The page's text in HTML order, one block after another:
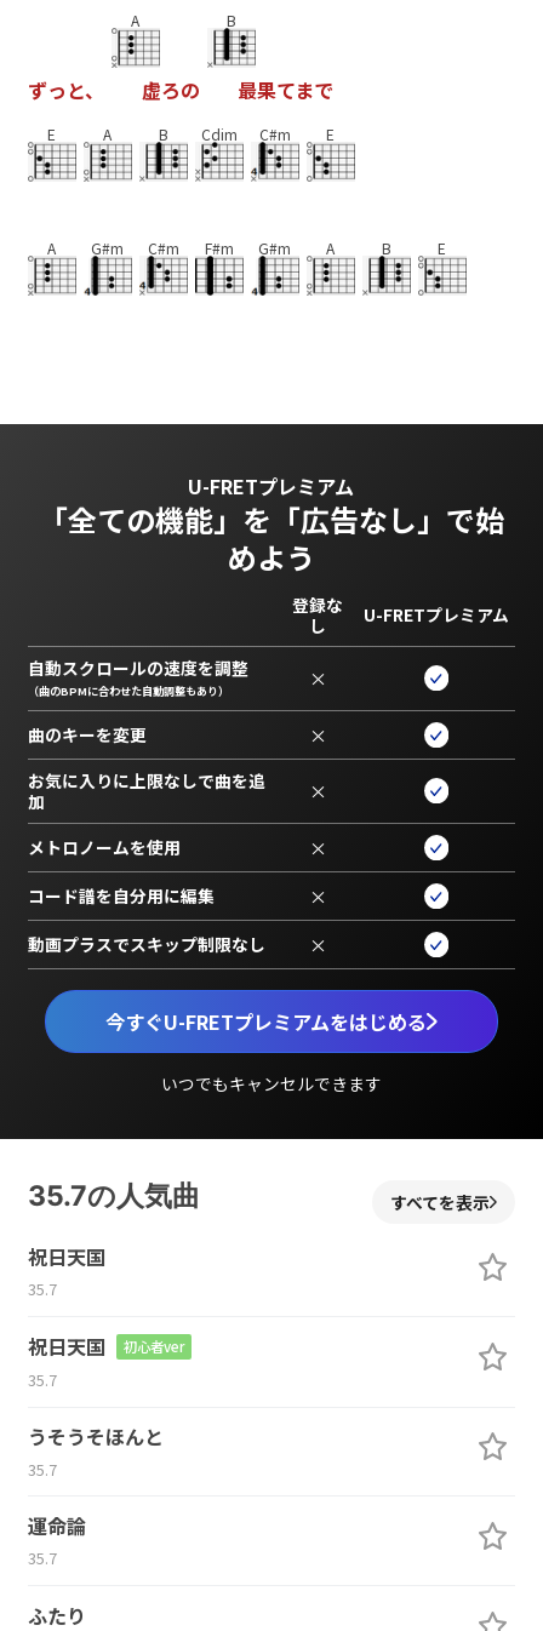
ずっ と、
A
虚ろの
B
最果てまで
E A B Cdim C#m E
A G#m C#m F#m G#m A B E
U-FRETプレミアム
「全ての機能」を 「広告なし」で始
めよう
今すぐU-FRETプレミアムをはじめる
いつでもキャンセルできます
登録な
し
U-FRETプレミアム
自動スクロールの速度を調整
（曲のBPMに合わせた自動調整もあり） ×
曲のキーを変更 ×
お気に入りに上限なしで曲を追
加
×
メトロノームを使用 ×
コード譜を自分用に編集 ×
動画プラスでスキップ制限なし ×
35.7の人気曲 すべてを表示
祝日天国
35.7
祝日天国 初心者ver
35.7
うそうそほんと
35.7
運命論
35.7
ふたり